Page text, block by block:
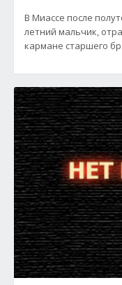
В Миассе после
летний мальчик,
кармане старшего